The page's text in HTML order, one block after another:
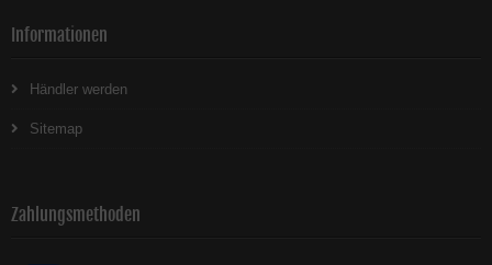
Informationen
Händler werden
Sitemap
Zahlungsmethoden